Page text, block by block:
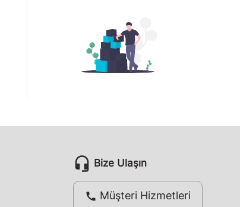
headset_mic Bize Ulaşın
call Müşteri Hizmetleri